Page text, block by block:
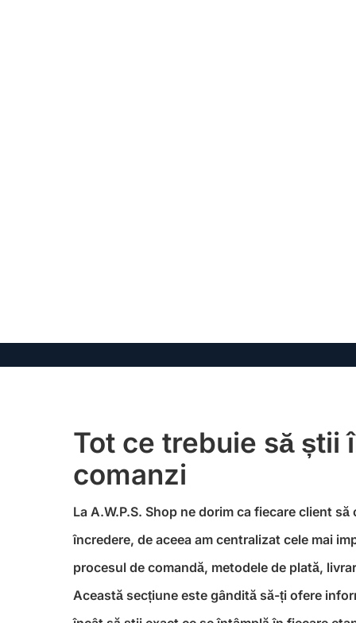
Tot ce trebuie să știi
comanzi
La A.W.P.S. Shop ne dorim ca fiecare client
încredere, de aceea am centralizat cele mai
procesul de comandă, metodele de plată,
Această secțiune este gândită să-ți ofere